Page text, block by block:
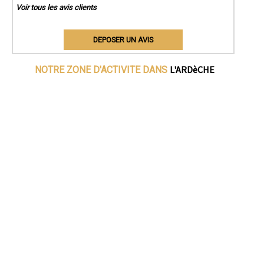
Voir tous les avis clients
DEPOSER UN AVIS
NOTRE ZONE D'ACTIVITE DANS L'ARDèCHE